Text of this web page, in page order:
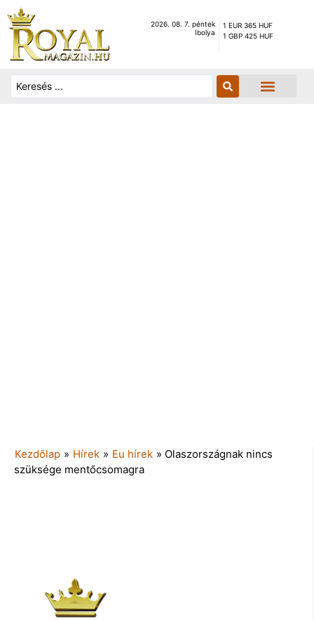
2026. 08. 7. péntek
Ibolya
1 EUR 365 HUF
1 GBP 425 HUF
Kezdőlap » Hírek » Eu hírek » Olaszországnak nincs
szüksége mentőcsomagra